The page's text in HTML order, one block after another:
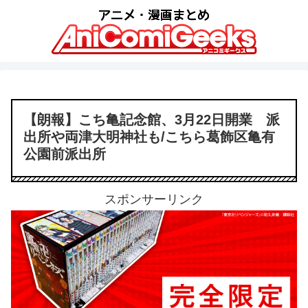
【朗報】こち亀記念館、3月22日開業 派
出所や両津大明神社も/こちら葛飾区亀有
公園前派出所
スポンサーリンク